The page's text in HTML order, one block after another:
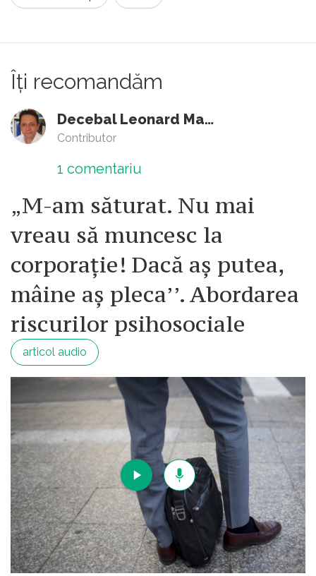
Îți recomandăm
Decebal Leonard Marin
Contributor
1 comentariu
„M-am săturat. Nu mai
vreau să muncesc la
corporație! Dacă aș putea,
mâine aș pleca’’. Abordarea
riscurilor psihosociale
articol audio